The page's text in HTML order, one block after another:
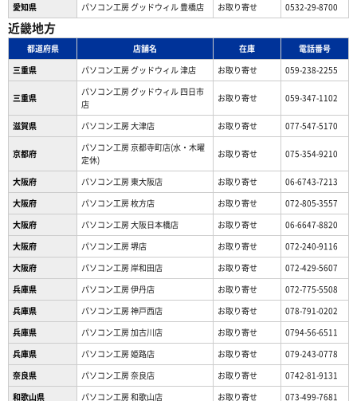
愛知県
パソコン工房 グッドウィル 豊橋店 お取り寄せ 0532-29-8700
近畿地方
都道府県 店舗名 在庫
電話番号
三重県
パソコン工房 グッドウィル 津店 お取り寄せ 059-238-2255
三重県
パソコン工房 グッドウィル 四日市
店
お取り寄せ 059-347-1102
滋賀県 パソコン工房 大津店 お取り寄せ 077-547-5170
京都府
パソコン工房 京都寺町店(水・木曜
定休)
お取り寄せ 075-354-9210
大阪府 パソコン工房 東大阪店 お取り寄せ
06-6743-7213
大阪府
パソコン工房 枚方店 お取り寄せ
072-805-3557
大阪府
パソコン工房 大阪日本橋店 お取り寄せ
06-6647-8820
大阪府
パソコン工房 堺店 お取り寄せ
072-240-9116
大阪府
パソコン工房 岸和田店 お取り寄せ
072-429-5607
兵庫県
パソコン工房 伊丹店 お取り寄せ
072-775-5508
兵庫県
パソコン工房 神戸西店 お取り寄せ
078-791-0202
兵庫県
パソコン工房 加古川店 お取り寄せ
0794-56-6511
兵庫県
パソコン工房 姫路店 お取り寄せ
079-243-0778
奈良県
パソコン工房 奈良店 お取り寄せ
0742-81-9131
和歌山県
パソコン工房 和歌山店 お取り寄せ 073-499-7681